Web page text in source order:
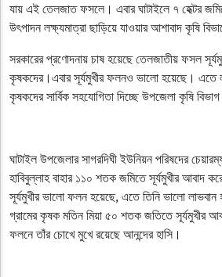
যায় এই তেলজাত ফসলে। এবার ঘাটাইলে ৭ হেক্টর
উৎপাদন লক্ষ্যমাত্রা ছাড়িয়ে যাওয়ার আশাবাদ কৃষি
সরকারের প্রণোদনায় চাষ হয়েছে তেলজাতীয় ফসল
কৃষকদের।এবার সূর্যমুখীর ফলনও ভালো হয়েছে। এতে
কৃষকদের সার্বিক সহযোগিতা দিচ্ছে উপজেলা কৃষি
ঘাটাইল উপজেলার সাগরদিঘী ইউনিয়ন পরিষদের
হাবিবুল্লাহ বাহার ১১০ শতক জমিতে সূর্যমুখীর আবাদ
সূর্যমুখীর ভালো ফলন হয়েছে, এতে তিনি ভালো
গ্রামের কৃষক মতিন মিয়া ৫০ শতক জতিতে সূর্যমুখীর
ফলনে তাঁর চোখে মুখে রয়েছে আনন্দের হাসি।